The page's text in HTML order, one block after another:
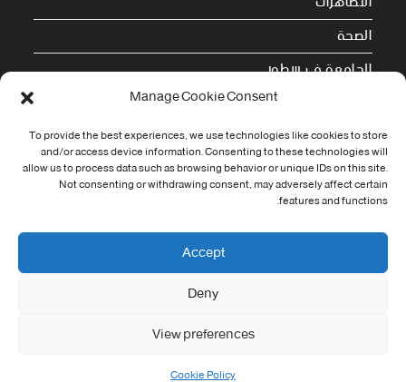
Manage Cookie Consent
To provide the best experiences, we use technologies like cookies to store
and/or access device information. Consenting to these technologies will
allow us to process data such as browsing behavior or unique IDs on this site.
Not consenting or withdrawing consent, may adversely affect certain
features and functions.
Accept
Deny
View preferences
Cookie Policy
الصحة
الجامعة في سطور
Cookie Policy (EU)
معلومات الاتصال
Address:
جامعة العربي التبسي طريق قسنطينة - تبسة
contact@univ-tebessa.dz